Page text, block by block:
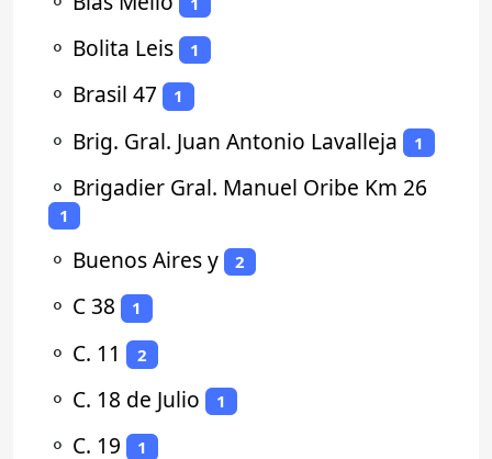
⚬ Bolita Leis 1
⚬ Brasil 47 1
⚬ Brig. Gral. Juan Antonio Lavalleja 1
⚬ Brigadier Gral. Manuel Oribe Km 26
1
⚬ Buenos Aires y 2
⚬ C 38 1
⚬ C. 11 2
⚬ C. 18 de Julio 1
⚬ C. 19 1